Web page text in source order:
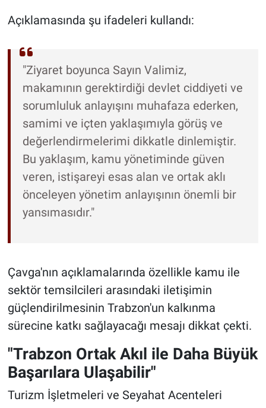
Açıklamasında şu ifadeleri kullandı:
"Ziyaret boyunca Sayın Valimiz,
makamının gerektirdiği devlet ciddiyeti ve
sorumluluk anlayışını muhafaza ederken,
samimi ve içten yaklaşımıyla görüş ve
değerlendirmelerimi dikkatle dinlemiştir.
Bu yaklaşım, kamu yönetiminde güven
veren, istişareyi esas alan ve ortak aklı
önceleyen yönetim anlayışının önemli bir
yansımasıdır."
Çavga'nın açıklamalarında özellikle kamu ile
sektör temsilcileri arasındaki iletişimin
güçlendirilmesinin Trabzon'un kalkınma
sürecine katkı sağlayacağı mesajı dikkat çekti.
"Trabzon Ortak Akıl ile Daha Büyük
Başarılara Ulaşabilir"
Turizm İşletmeleri ve Seyahat Acenteleri